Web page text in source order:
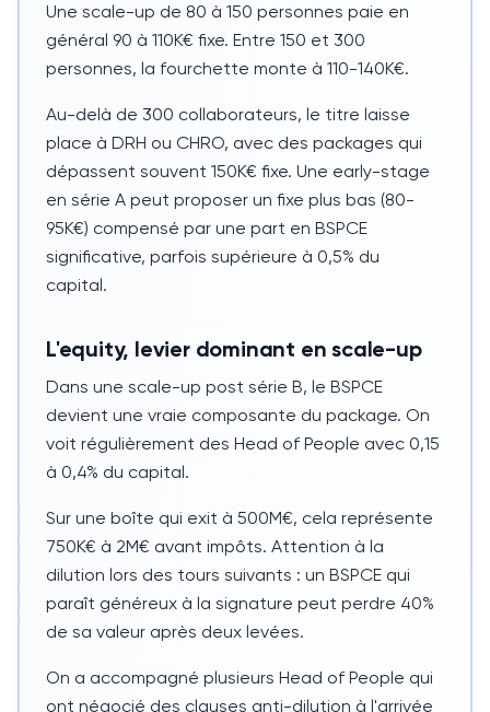
Une scale-up de 80 à 150 personnes paie en
général 90 à 110K€ fixe. Entre 150 et 300
personnes, la fourchette monte à 110-140K€.
Au-delà de 300 collaborateurs, le titre laisse
place à DRH ou CHRO, avec des packages qui
dépassent souvent 150K€ fixe. Une early-stage
en série A peut proposer un fixe plus bas (80-
95K€) compensé par une part en BSPCE
significative, parfois supérieure à 0,5% du
capital.
L'equity, levier dominant en scale-up
Dans une scale-up post série B, le BSPCE
devient une vraie composante du package. On
voit régulièrement des Head of People avec 0,15
à 0,4% du capital.
Sur une boîte qui exit à 500M€, cela représente
750K€ à 2M€ avant impôts. Attention à la
dilution lors des tours suivants : un BSPCE qui
paraît généreux à la signature peut perdre 40%
de sa valeur après deux levées.
On a accompagné plusieurs Head of People qui
ont négocié des clauses anti-dilution à l'arrivée